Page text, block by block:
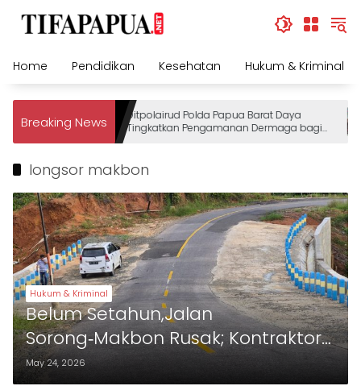
Home
Pendidikan Kesehatan Hukum & Kriminal
Breaking News
Ditpolairud Polda Papua Barat Daya
Tingkatkan Pengamanan Dermaga bagi
Wisatawan
longsor makbon
Hukum & Kriminal
Belum Setahun,Jalan
Sorong‑Makbon Rusak; Kontraktor
Milik Haji Yunus Sulit Dihubungi
May 24, 2026